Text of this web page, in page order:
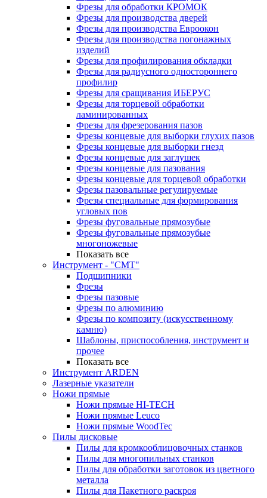
Фрезы для обработки КРОМОК
Фрезы для производства дверей
Фрезы для производства Евроокон
Фрезы для производства погонажных
изделий
Фрезы для профилирования обкладки
Фрезы для радиусного одностороннего
профилир
Фрезы для сращивания ИБЕРУС
Фрезы для торцевой обработки
ламинированных
Фрезы для фрезерования пазов
Фрезы концевые для выборки глухих пазов
Фрезы концевые для выборки гнезд
Фрезы концевые для заглушек
Фрезы концевые для пазования
Фрезы концевые для торцевой обработки
Фрезы пазовальные регулируемые
Фрезы специальные для формирования
угловых пов
Фрезы фуговальные прямозубые
Фрезы фуговальные прямозубые
многоножевые
Показать все
Инструмент - "СМТ"
Подшипники
Фрезы
Фрезы пазовые
Фрезы по алюминию
Фрезы по композиту (искусственному
камню)
Шаблоны, приспособления, инструмент и
прочее
Показать все
Инструмент ARDEN
Лазерные указатели
Ножи прямые
Ножи прямые HI-TECH
Ножи прямые Leuco
Ножи прямые WoodTec
Пилы дисковые
Пилы для кромкооблицовочных станков
Пилы для многопильных станков
Пилы для обработки заготовок из цветного
металла
Пилы для Пакетного раскроя